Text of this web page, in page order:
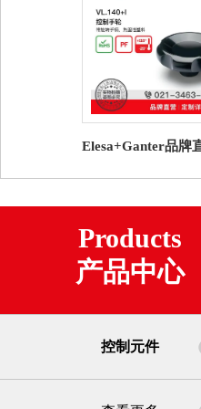
Elesa+Ganter品牌
轮 带旋转手柄
Products
产品中心
控制元件